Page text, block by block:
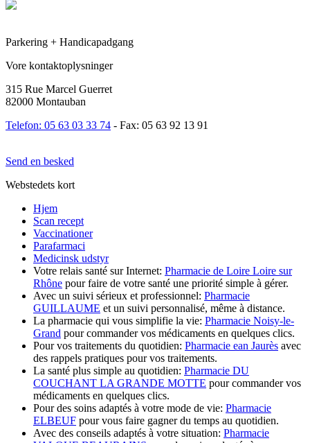
Parkering + Handicapadgang
Vore kontaktoplysninger
315 Rue Marcel Guerret
82000 Montauban
Telefon: 05 63 03 33 74 - Fax: 05 63 92 13 91
Send en besked
Webstedets kort
Hjem
Scan recept
Vaccinationer
Parafarmaci
Medicinsk udstyr
Votre relais santé sur Internet: Pharmacie de Loire Loire sur
Rhône pour faire de votre santé une priorité simple à gérer.
Avec un suivi sérieux et professionnel: Pharmacie
GUILLAUME et un suivi personnalisé, même à distance.
La pharmacie qui vous simplifie la vie: Pharmacie Noisy-le-
Grand pour commander vos médicaments en quelques clics.
Pour vos traitements du quotidien: Pharmacie ean Jaurès avec
des rappels pratiques pour vos traitements.
La santé plus simple au quotidien: Pharmacie DU
COUCHANT LA GRANDE MOTTE pour commander vos
médicaments en quelques clics.
Pour des soins adaptés à votre mode de vie: Pharmacie
ELBEUF pour vous faire gagner du temps au quotidien.
Avec des conseils adaptés à votre situation: Pharmacie